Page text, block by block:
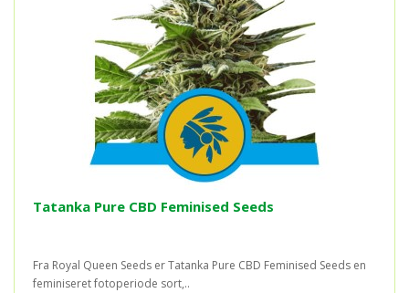
Tatanka Pure CBD Feminised Seeds
Fra Royal Queen Seeds er Tatanka Pure CBD Feminised Seeds en
feminiseret fotoperiode sort,..